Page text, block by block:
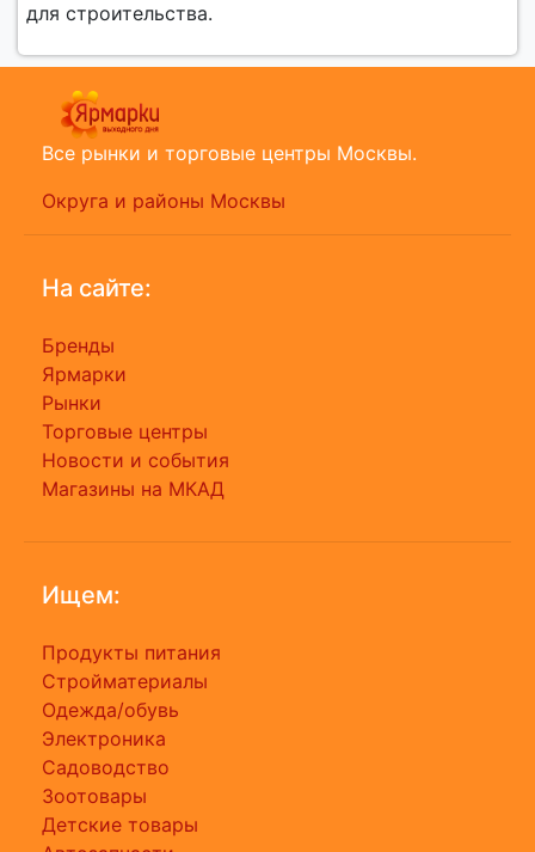
для строительства.
Все рынки и торговые центры Москвы.
Округа и районы Москвы
На сайте:
Бренды
Ярмарки
Рынки
Торговые центры
Новости и события
Магазины на МКАД
Ищем:
Продукты питания
Стройматериалы
Одежда/обувь
Электроника
Садоводство
Зоотовары
Детские товары